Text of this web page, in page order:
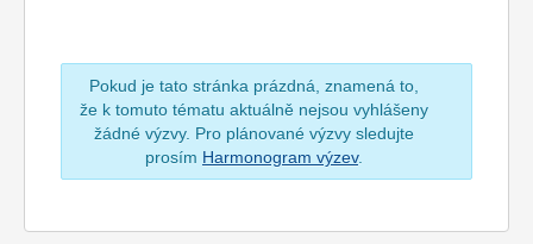
Pokud je tato stránka prázdná, znamená to,
že k tomuto tématu aktuálně nejsou vyhlášeny
žádné výzvy. Pro plánované výzvy sledujte
prosím Harmonogram výzev.